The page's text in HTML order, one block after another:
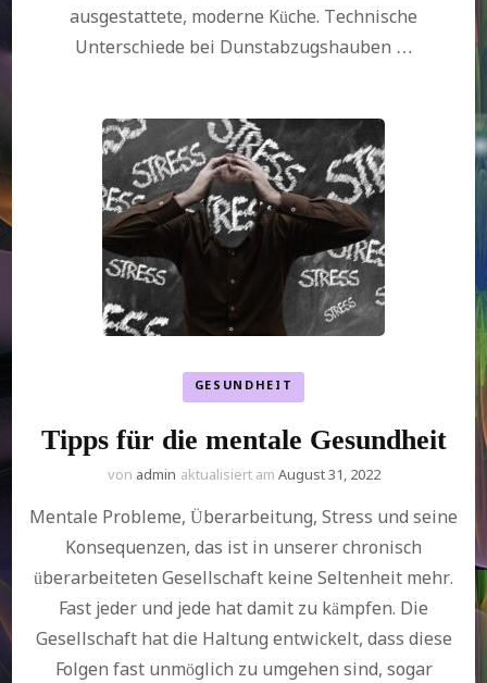
ausgestattete, moderne Küche. Technische
Unterschiede bei Dunstabzugshauben …
GESUNDHEIT
Tipps für die mentale Gesundheit
von admin aktualisiert am August 31, 2022
Mentale Probleme, Überarbeitung, Stress und seine
Konsequenzen, das ist in unserer chronisch
überarbeiteten Gesellschaft keine Seltenheit mehr.
Fast jeder und jede hat damit zu kämpfen. Die
Gesellschaft hat die Haltung entwickelt, dass diese
Folgen fast unmöglich zu umgehen sind, sogar